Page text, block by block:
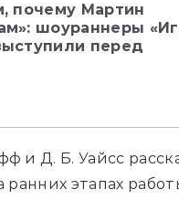
почему Мартин
шоураннеры
перед
и Д. Б. Уайсс
ранних этапах